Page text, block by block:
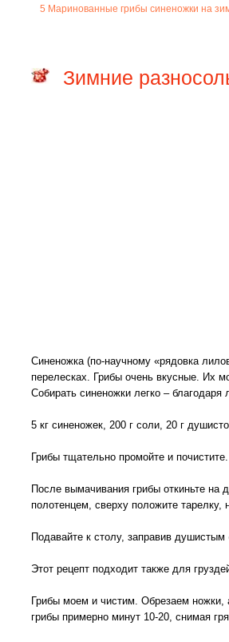
5 Маринованные грибы синеножки на
Зимние
Синеножка (по-научному «рядовка
перелесках. Грибы очень вкусные. Их
Собирать синеножки легко –
5 кг синеножек, 200 г соли, 20 г
Грибы тщательно промойте и
После вымачивания грибы откиньте
полотенцем, сверху положите тарелку,
Подавайте к столу, заправив
Этот рецепт подходит также для
Грибы моем и чистим. Обрезаем
грибы примерно минут 10-20, снимая